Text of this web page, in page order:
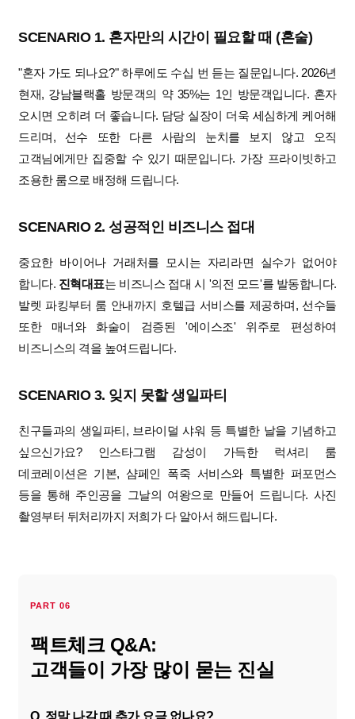
SCENARIO 1. 혼자만의 시간이 필요할 때 (혼술)
"혼자 가도 되나요?" 하루에도 수십 번 듣는 질문입니다. 2026년
현재, 강남블랙홀 방문객의 약 35%는 1인 방문객입니다. 혼자
오시면 오히려 더 좋습니다. 담당 실장이 더욱 세심하게 케어해
드리며, 선수 또한 다른 사람의 눈치를 보지 않고 오직
고객님에게만 집중할 수 있기 때문입니다. 가장 프라이빗하고
조용한 룸으로 배정해 드립니다.
SCENARIO 2. 성공적인 비즈니스 접대
중요한 바이어나 거래처를 모시는 자리라면 실수가 없어야
합니다. 진혁대표는 비즈니스 접대 시 '의전 모드'를 발동합니다.
발렛 파킹부터 룸 안내까지 호텔급 서비스를 제공하며, 선수들
또한 매너와 화술이 검증된 '에이스조' 위주로 편성하여
비즈니스의 격을 높여드립니다.
SCENARIO 3. 잊지 못할 생일파티
친구들과의 생일파티, 브라이덜 샤워 등 특별한 날을 기념하고
싶으신가요? 인스타그램 감성이 가득한 럭셔리 룸
데코레이션은 기본, 샴페인 폭죽 서비스와 특별한 퍼포먼스
등을 통해 주인공을 그날의 여왕으로 만들어 드립니다. 사진
촬영부터 뒤처리까지 저희가 다 알아서 해드립니다.
PART 06
팩트체크 Q&A:
고객들이 가장 많이 묻는 진실
Q. 정말 나갈 때 추가 요금 없나요?